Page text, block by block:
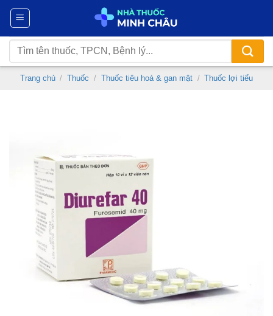
Chuyển
nội
dung
Tìm
kiếm:
Trang chủ / Thuốc / Thuốc tiêu hoá & gan mật / Thuốc lợi tiểu